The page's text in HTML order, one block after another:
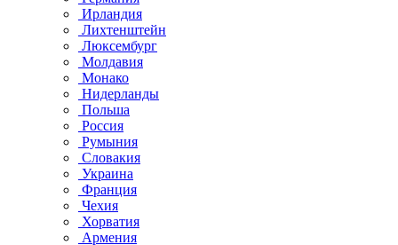
Ирландия
Лихтенштейн
Люксембург
Молдавия
Монако
Нидерланды
Польша
Россия
Румыния
Словакия
Украина
Франция
Чехия
Хорватия
Армения